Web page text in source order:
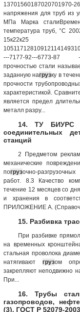
13701560187020701970-
напряжения для труб из
МПа Марка
температура труб, °С
15к22к25 и
---7177-92---6773-87
прочностью стали
заданную нагрузку в
прочности
характеристикой.
является предел
металл разру...
14. ТУ БИУРС
соединительных
станций
2 Предметом
механические
погрузочно-
работ. 8.3 Качество
течение 12 месяцев со
и хранения в
ПРИЛОЖЕНИЕ А.
15. Разбивка
При разбивке
на временных
стальная проволока
натягивают грузом
закрепляют неподвижно
При...
16. Трубы
газопроводов,
(3). ГОСТ Р 52079-2003